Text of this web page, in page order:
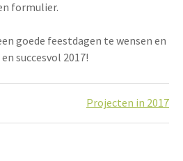
formulier.
goede feestdagen te wensen en
succesvol 2017!
Projecten in 2017